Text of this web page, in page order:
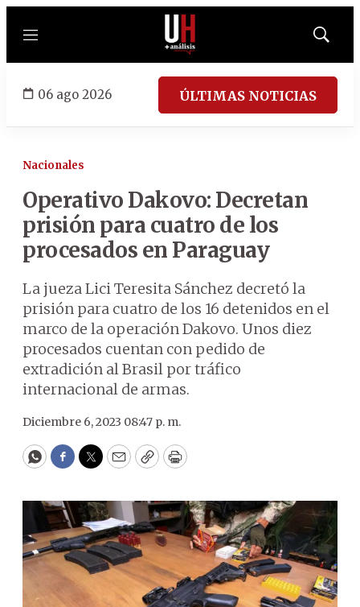
Menú
Mostrar
06 ago 2026 ÚLTIMAS NOTICIAS
Nacionales
Operativo Dakovo: Decretan
prisión para cuatro de los
procesados en Paraguay
La jueza Lici Teresita Sánchez decretó la
prisión para cuatro de los 16 detenidos en el
marco de la operación Dakovo. Unos diez
procesados cuentan con pedido de
extradición al Brasil por tráfico
internacional de armas.
Diciembre 6, 2023 08:47 p. m.
WhatsApp
Facebook
Twitter
EmailCopyPrint